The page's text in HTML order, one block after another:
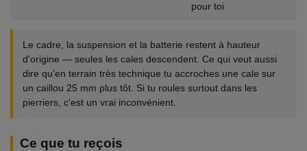
pour toi
Le cadre, la suspension et la batterie restent à hauteur
d'origine — seules les cales descendent. Ce qui veut aussi
dire qu'en terrain très technique tu accroches une cale sur
un caillou 25 mm plus tôt. Si tu roules surtout dans les
pierriers, c'est un vrai inconvénient.
Ce que tu reçois